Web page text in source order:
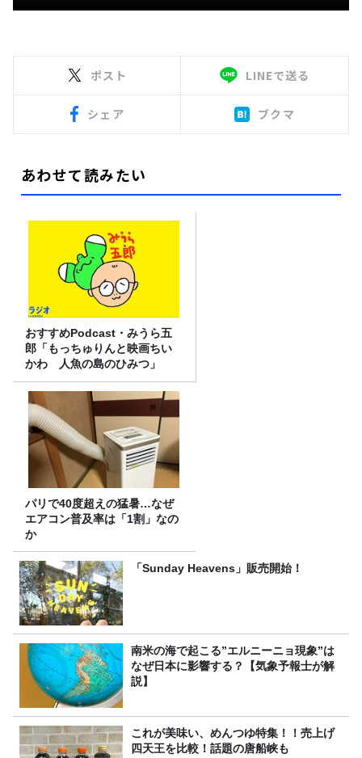
ポスト LINEで送る
シェア ブクマ
あわせて読みたい
おすすめPodcast・みうら五
郎「もっちゅりんと映画ちい
かわ 人魚の島のひみつ」
パリで40度超えの猛暑…なぜ
エアコン普及率は「1割」なの
か
「Sunday Heavens」販売開始！
南米の海で起こる”エルニーニョ現象”は
なぜ日本に影響する？【気象予報士が解
説】
これが美味い、めんつゆ特集！！売上げ
四天王を比較！話題の唐船峡も